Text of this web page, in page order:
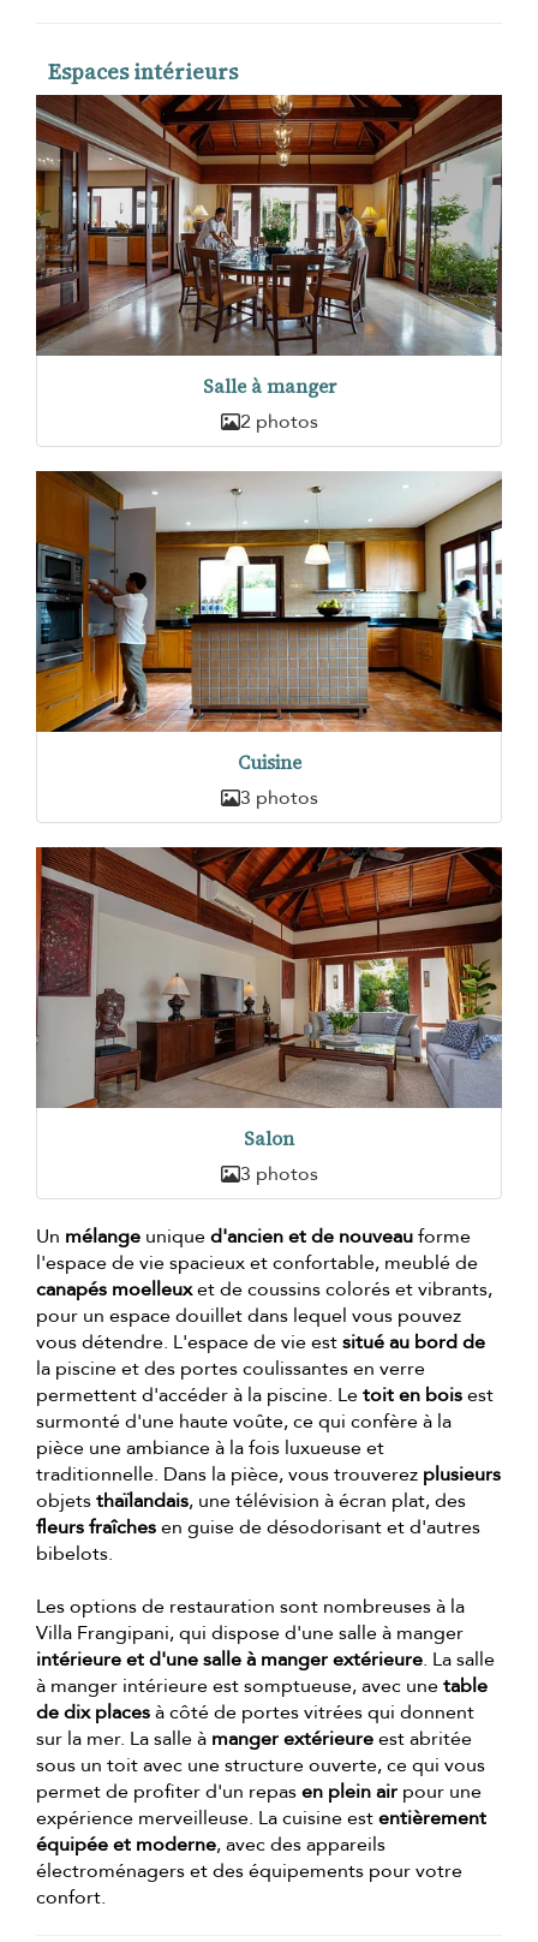
Espaces intérieurs
Salle à manger
2 photos
Cuisine
3 photos
Salon
3 photos
Un mélange uniqued'ancien et de nouveauforme
l'espace de vie spacieux et confortable, meublé de
canapés moelleuxet de coussins colorés et vibrants,
pour un espace douillet dans lequel vous pouvez
vous détendre. L'espace de vie estsitué au bord de
la piscine et des portes coulissantes en verre
permettent d'accéder à la piscine. Letoit en boisest
surmonté d'une haute voûte, ce qui confère à la
pièce une ambiance à la fois luxueuse et
traditionnelle. Dans la pièce, vous trouverez plusieurs
objetsthaïlandais, une télévision à écran plat, des
fleurs fraîchesen guise de désodorisant et d'autres
bibelots.
Les options de restauration sont nombreuses à la
Villa Frangipani, qui dispose d'une salle à manger
intérieure et d'une salle à manger extérieure. La salle
à manger intérieure est somptueuse, avec unetable
de dix placesà côté de portes vitrées qui donnent
sur la mer. La salle à manger extérieureest abritée
sous un toit avec une structure ouverte, ce qui vous
permet de profiter d'un repasen plein air pour une
expérience merveilleuse. La cuisine estentièrement
équipée et moderne, avec des appareils
électroménagers et des équipements pour votre
confort.